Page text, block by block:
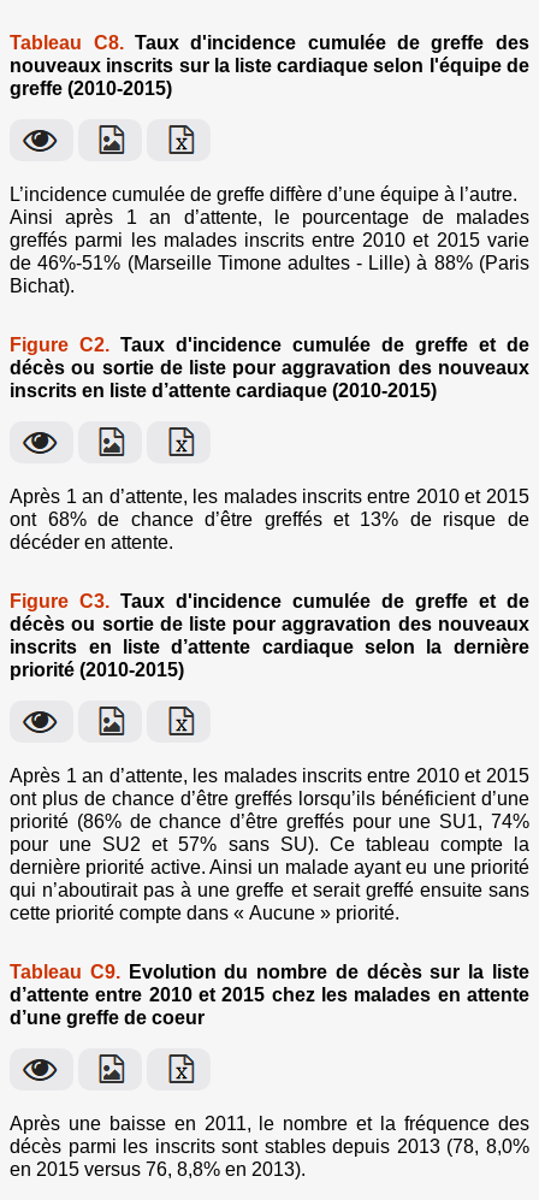
Tableau C8.Taux d'incidence cumulée de greffe des
nouveaux inscrits sur la liste cardiaque selon l'équipe de
greffe (2010-2015)
L’incidence cumulée de greffe diffère d’une équipe à l’autre.
Ainsi après 1 an d’attente, le pourcentage de malades
greffés parmi les malades inscrits entre 2010 et 2015 varie
de 46%-51% (Marseille Timone adultes - Lille) à 88% (Paris
Bichat).
Figure C2. Taux d'incidence cumulée de greffe et de
décès ou sortie de liste pour aggravation des nouveaux
inscrits en liste d’attente cardiaque (2010-2015)
Après 1 an d’attente, les malades inscrits entre 2010 et 2015
ont 68% de chance d’être greffés et 13% de risque de
décéder en attente.
Figure C3. Taux d'incidence cumulée de greffe et de
décès ou sortie de liste pour aggravation des nouveaux
inscrits en liste d’attente cardiaque selon la dernière
priorité (2010-2015)
Après 1 an d’attente, les malades inscrits entre 2010 et 2015
ont plus de chance d’être greffés lorsqu’ils bénéficient d’une
priorité (86% de chance d’être greffés pour une SU1, 74%
pour une SU2 et 57% sans SU). Ce tableau compte la
dernière priorité active. Ainsi un malade ayant eu une priorité
qui n’aboutirait pas à une greffe et serait greffé ensuite sans
cette priorité compte dans « Aucune » priorité.
Tableau C9.Evolution du nombre de décès sur la liste
d’attente entre 2010 et 2015 chez les malades en attente
d’une greffe de coeur
Après une baisse en 2011, le nombre et la fréquence des
décès parmi les inscrits sont stables depuis 2013 (78, 8,0%
en 2015 versus 76, 8,8% en 2013).